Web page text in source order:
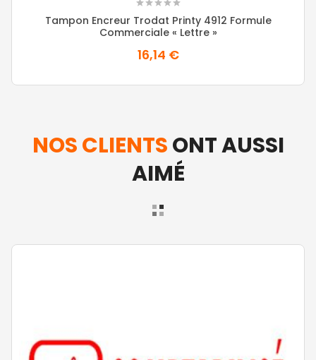
Tampon Encreur Trodat Printy 4912 Formule
Commerciale « Lettre »
16,14 €
NOS CLIENTSONT AUSSI
AIMÉ